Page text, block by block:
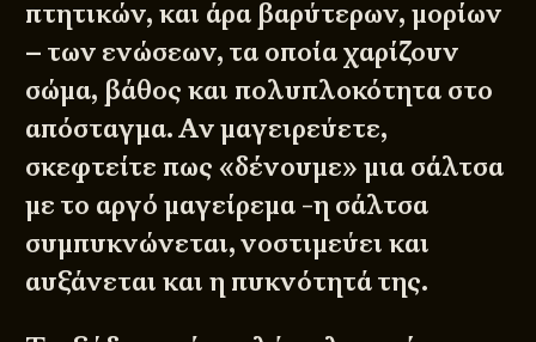
πτητικών, και άρα βαρύτερων, μορίων
– των ενώσεων, τα οποία χαρίζουν
σώμα, βάθος και πολυπλοκότητα στο
απόσταγμα. Αν μαγειρεύετε,
σκεφτείτε πως «δένουμε» μια σάλτσα
με το αργό μαγείρεμα -η σάλτσα
συμπυκνώνεται, νοστιμεύει και
αυξάνεται και η πυκνότητά της.